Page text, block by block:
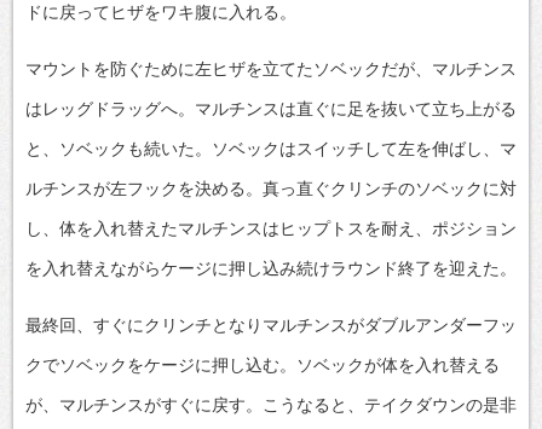
ドに戻ってヒザをワキ腹に入れる。
マウントを防ぐために左ヒザを立てたソベックだが、マルチンス
はレッグドラッグへ。マルチンスは直ぐに足を抜いて立ち上がる
と、ソベックも続いた。ソベックはスイッチして左を伸ばし、マ
ルチンスが左フックを決める。真っ直ぐクリンチのソベックに対
し、体を入れ替えたマルチンスはヒップトスを耐え、ポジション
を入れ替えながらケージに押し込み続けラウンド終了を迎えた。
最終回、すぐにクリンチとなりマルチンスがダブルアンダーフッ
クでソベックをケージに押し込む。ソベックが体を入れ替える
が、マルチンスがすぐに戻す。こうなると、テイクダウンの是非